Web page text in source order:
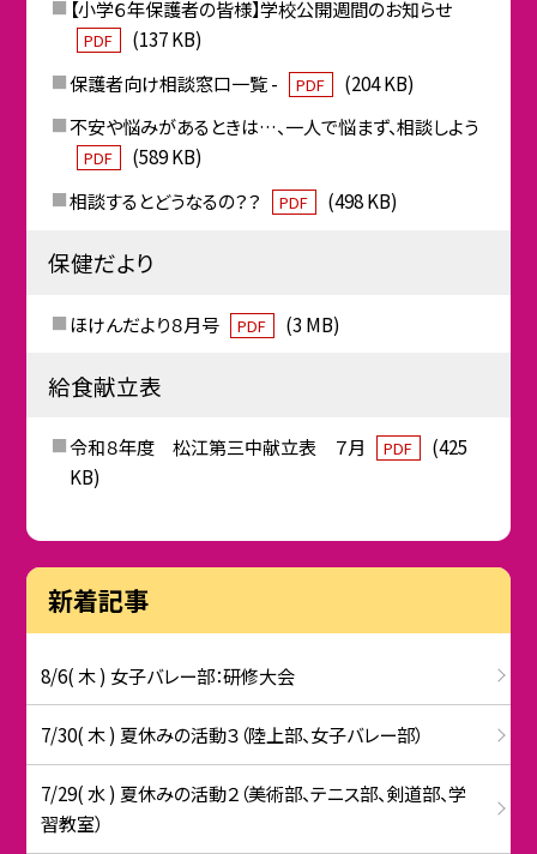
【小学６年保護者の皆様】学校公開週間のお知らせ
PDF
(137 KB)
保護者向け相談窓口一覧 -
PDF
(204 KB)
不安や悩みがあるときは…、一人で悩まず、相談しよう
PDF
(589 KB)
相談するとどうなるの？？
PDF (498 KB)
保健だより
ほけんだより８月号 PDF (3 MB)
給食献立表
令和８年度 松江第三中献立表 ７月 PDF
(425
KB)
新着記事
8/6( 木 ) 女子バレー部：研修大会
7/30( 木 ) 夏休みの活動３（陸上部、女子バレー部）
7/29( 水 ) 夏休みの活動２（美術部、テニス部、剣道部、学
習教室）